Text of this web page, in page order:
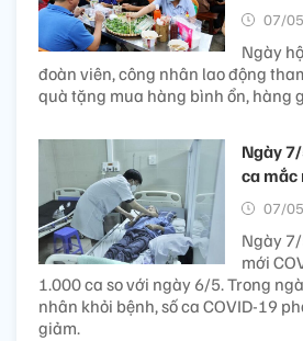
07/
Ngày
đoàn viên, công nhân lao động
quà tặng mua hàng bình ổn, hàng
Ngày
ca mắc
07/
Ngày
mới
1.000 ca so với ngày 6/5. Trong
nhân khỏi bệnh, số ca COVID-19
giảm.